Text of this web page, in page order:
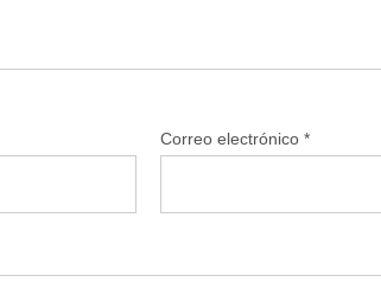
Correo electrónico *